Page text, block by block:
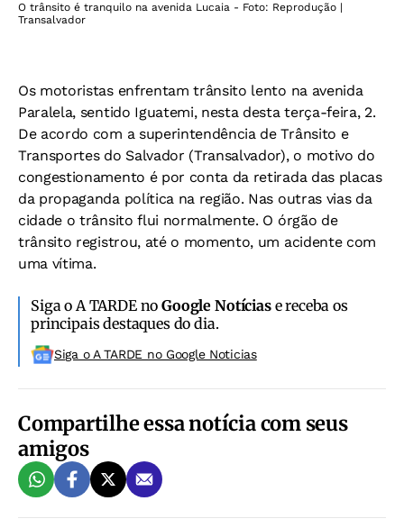
O trânsito é tranquilo na avenida Lucaia - Foto: Reprodução |
Transalvador
Os motoristas enfrentam trânsito lento na avenida
Paralela, sentido Iguatemi, nesta desta terça-feira, 2.
De acordo com a superintendência de Trânsito e
Transportes do Salvador (Transalvador), o motivo do
congestionamento é por conta da retirada das placas
da propaganda política na região. Nas outras vias da
cidade o trânsito flui normalmente. O órgão de
trânsito registrou, até o momento, um acidente com
uma vítima.
Siga o A TARDE noGoogle Notíciase receba os
principais destaques do dia.
Siga o A TARDE no Google Noticias
Compartilhe essa notícia com seus
amigos